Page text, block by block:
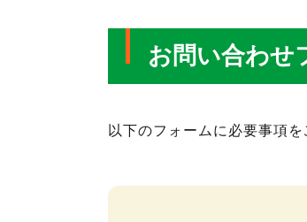
お問い合わせ
以下のフォームに必要事項